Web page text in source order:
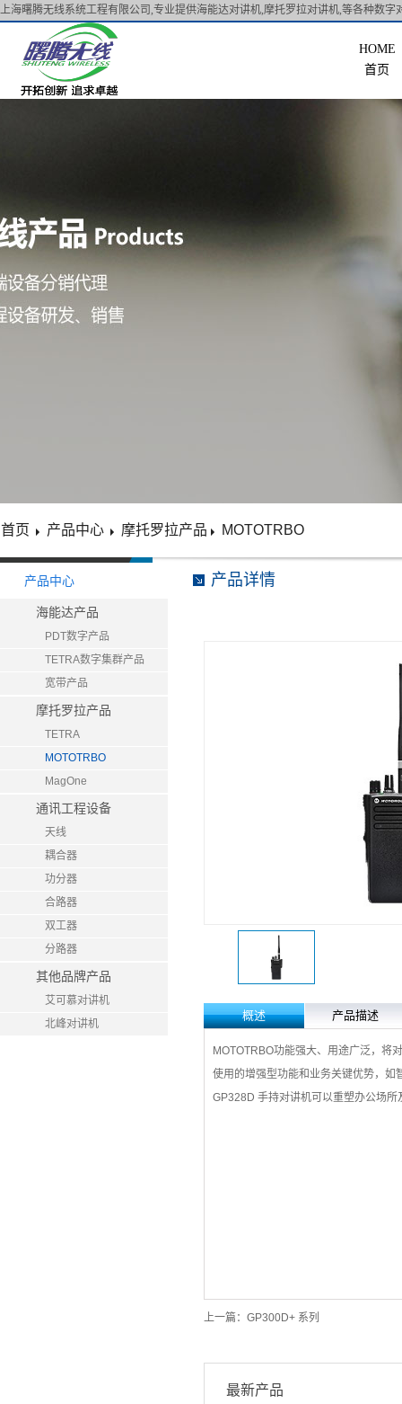
上海曙腾无线系统工程有限公司,专业提供海能达对讲机,摩托罗拉对讲机,等各种数字
首页
产品中心
海能达产品
PDT数字产品
TETRA数字集群产品
宽带产品
摩托罗拉产品
TETRA
MOTOTRBO
MagOne
通讯工程设备
天线
耦合器
功分器
合路器
双工器
分路器
其他品牌产品
艾可慕对讲机
北峰对讲机
产品详情
首页 产品中心 摩托罗拉产品 MOTOTRBO
概述 产品描述
MOTOTRBO功能强大、用途广泛，将
使用的增强型功能和业务关键优势，如
GP328D 手持对讲机可以重塑办公场
上一篇： GP300D+ 系列
最新产品